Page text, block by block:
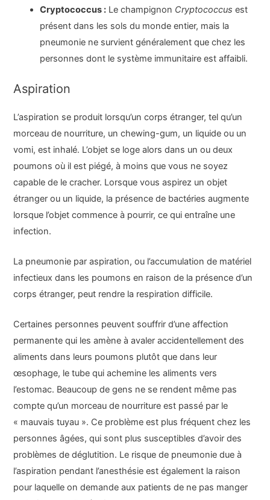
Cryptococcus : Le champignon Cryptococcus est
présent dans les sols du monde entier, mais la
pneumonie ne survient généralement que chez les
personnes dont le système immunitaire est affaibli.
Aspiration
L’aspiration se produit lorsqu’un corps étranger, tel qu’un
morceau de nourriture, un chewing-gum, un liquide ou un
vomi, est inhalé. L’objet se loge alors dans un ou deux
poumons où il est piégé, à moins que vous ne soyez
capable de le cracher. Lorsque vous aspirez un objet
étranger ou un liquide, la présence de bactéries augmente
lorsque l’objet commence à pourrir, ce qui entraîne une
infection.
La pneumonie par aspiration, ou l’accumulation de matériel
infectieux dans les poumons en raison de la présence d’un
corps étranger, peut rendre la respiration difficile.
Certaines personnes peuvent souffrir d’une affection
permanente qui les amène à avaler accidentellement des
aliments dans leurs poumons plutôt que dans leur
œsophage, le tube qui achemine les aliments vers
l’estomac. Beaucoup de gens ne se rendent même pas
compte qu’un morceau de nourriture est passé par le
« mauvais tuyau ». Ce problème est plus fréquent chez les
personnes âgées, qui sont plus susceptibles d’avoir des
problèmes de déglutition. Le risque de pneumonie due à
l’aspiration pendant l’anesthésie est également la raison
pour laquelle on demande aux patients de ne pas manger